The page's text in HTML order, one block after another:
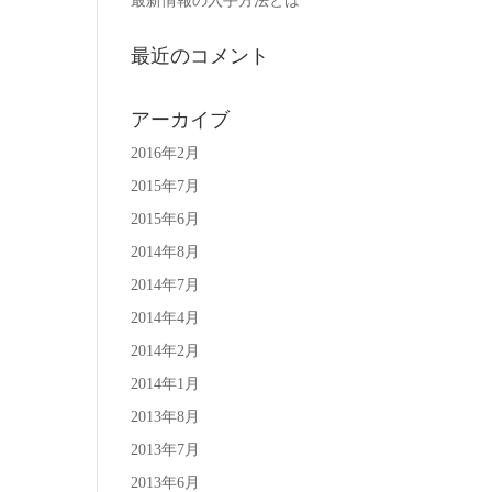
最近のコメント
アーカイブ
2016年2月
2015年7月
2015年6月
2014年8月
2014年7月
2014年4月
2014年2月
2014年1月
2013年8月
2013年7月
2013年6月